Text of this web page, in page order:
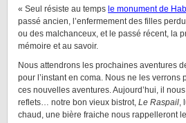
« Seul résiste au temps le monument de
passé ancien, l’enfermement des filles
ou des malchanceux, et le passé récent, la
mémoire et au savoir.
Nous attendrons les prochaines aventures
pour l’instant en coma. Nous ne les verrons
ces nouvelles aventures. Aujourd’hui, il
reflets… notre bon vieux bistrot, Le Raspail,
chaud, une bière fraiche nous rappelleront